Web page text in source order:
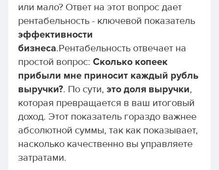
или мало? Ответ на этот вопрос дает
рентабельность - ключевой показатель
эффективности
бизнеса.Рентабельность отвечает на
простой вопрос: Сколько копеек
прибыли мне приносит каждый рубль
выручки?. По сути, это доля выручки,
которая превращается в ваш итоговый
доход. Этот показатель гораздо важнее
абсолютной суммы, так как показывает,
насколько качественно вы управляете
затратами.